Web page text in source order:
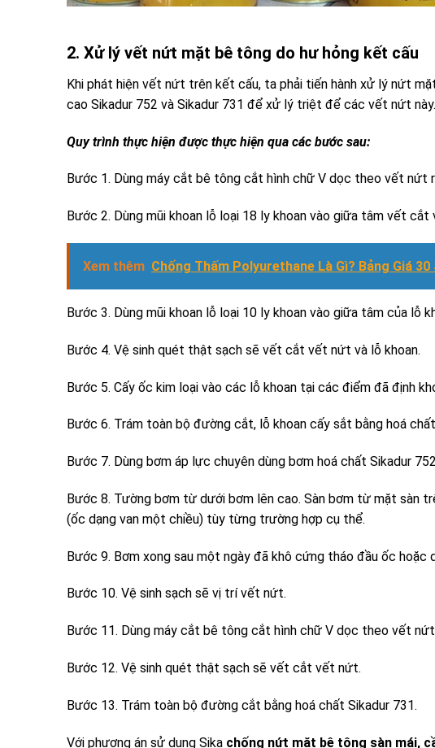
2. Xử lý vết nứt mặt bê tông do hư hỏng kết cấu
Khi phát hiện vết nứt trên kết cấu, ta phải tiến hành xử lý nứt
cao Sikadur 752 và Sikadur 731 để xử lý triệt để các vết nứt này.
Quy trình thực hiện được thực hiện qua các bước sau:
Bước 1. Dùng máy cắt bê tông cắt hình chữ V dọc theo vết nứt
Bước 2. Dùng mũi khoan lỗ loại 18 ly khoan vào giữa tâm vết
Xem thêm Chống Thấm Polyurethane Là Gì? Bảng Giá
Bước 3. Dùng mũi khoan lỗ loại 10 ly khoan vào giữa tâm của lỗ
Bước 4. Vệ sinh quét thật sạch sẽ vết cắt vết nứt và lỗ khoan.
Bước 5. Cấy ốc kim loại vào các lỗ khoan tại các điểm đã định
Bước 6. Trám toàn bộ đường cắt, lỗ khoan cấy sắt bằng hoá
Bước 7. Dùng bơm áp lực chuyên dùng bơm hoá chất Sikadur
Bước 8. Tường bơm từ dưới bơm lên cao. Sàn bơm từ mặt sàn
(ốc dạng van một chiều) tùy từng trường hợp cụ thể.
Bước 9. Bơm xong sau một ngày đã khô cứng tháo đầu ốc hoặc
Bước 10. Vệ sinh sạch sẽ vị trí vết nứt.
Bước 11. Dùng máy cắt bê tông cắt hình chữ V dọc theo vết
Bước 12. Vệ sinh quét thật sạch sẽ vết cắt vết nứt.
Bước 13. Trám toàn bộ đường cắt bằng hoá chất Sikadur 731.
Với phương án sử dụng Sika chống nứt mặt bê tông sàn mái,